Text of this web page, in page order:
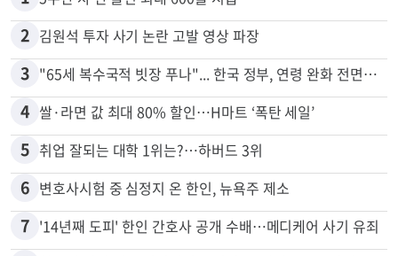
많이 본 뉴스
1 5주간 차 안 몰면 최대 600불 지급
2 김원석 투자 사기 논란 고발 영상 파장
3
4 쌀·라면 값 최대 80% 할인…H마트 ‘폭탄 세일’
5 취업 잘되는 대학 1위는?…하버드 3위
6 변호사시험 중 심정지 온 한인, 뉴욕주 제소